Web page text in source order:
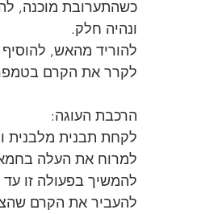
כשהתערובת מוכנה,
ונהיה חלק.
להוריד מהאש, להוסיף סוכר וניל ו- 50 גרם חמאה
לקרר את הקרם
הרכבת העוגה:
לקחת תבנית מלבנית
למרוח את העלה
להמשיך בפעולה זו
להעביר את הקרם